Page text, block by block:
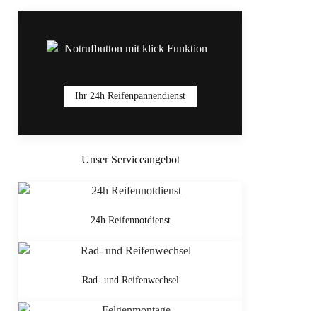
Ihr 24h Reifenpannendienst
Unser Serviceangebot
24h Reifennotdienst
Rad- und Reifenwechsel